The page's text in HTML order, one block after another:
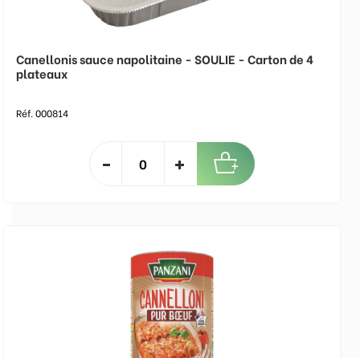
Canellonis sauce napolitaine - SOULIE - Carton de 4
plateaux
Réf. 000814